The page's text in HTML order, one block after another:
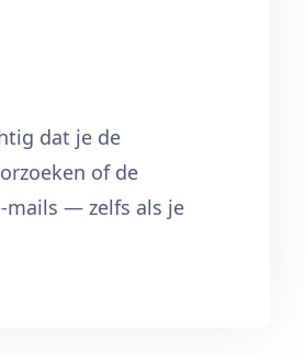
dat je de
of de
— zelfs als je